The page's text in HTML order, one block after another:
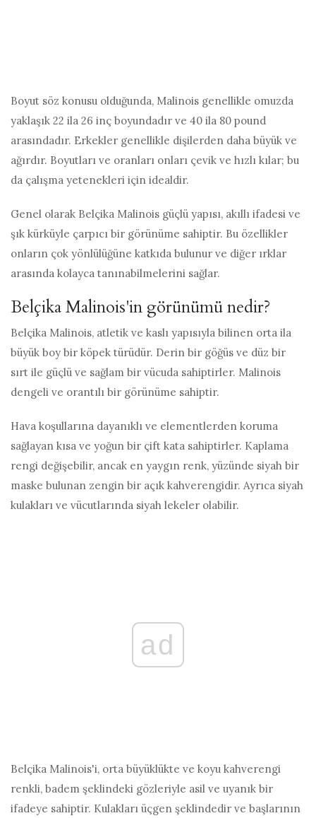
Boyut söz konusu olduğunda, Malinois genellikle omuzda
yaklaşık 22 ila 26 inç boyundadır ve 40 ila 80 pound
arasındadır. Erkekler genellikle dişilerden daha büyük ve
ağırdır. Boyutları ve oranları onları çevik ve hızlı kılar; bu
da çalışma yetenekleri için idealdir.
Genel olarak Belçika Malinois güçlü yapısı, akıllı ifadesi ve
şık kürküyle çarpıcı bir görünüme sahiptir. Bu özellikler
onların çok yönlülüğüne katkıda bulunur ve diğer ırklar
arasında kolayca tanınabilmelerini sağlar.
Belçika Malinois'in görünümü nedir?
Belçika Malinois, atletik ve kaslı yapısıyla bilinen orta ila
büyük boy bir köpek türüdür. Derin bir göğüs ve düz bir
sırt ile güçlü ve sağlam bir vücuda sahiptirler. Malinois
dengeli ve orantılı bir görünüme sahiptir.
Hava koşullarına dayanıklı ve elementlerden koruma
sağlayan kısa ve yoğun bir çift kata sahiptirler. Kaplama
rengi değişebilir, ancak en yaygın renk, yüzünde siyah bir
maske bulunan zengin bir açık kahverengidir. Ayrıca siyah
kulakları ve vücutlarında siyah lekeler olabilir.
ad
Belçika Malinois'i, orta büyüklükte ve koyu kahverengi
renkli, badem şeklindeki gözleriyle asil ve uyanık bir
ifadeye sahiptir. Kulakları üçgen şeklindedir ve başlarının